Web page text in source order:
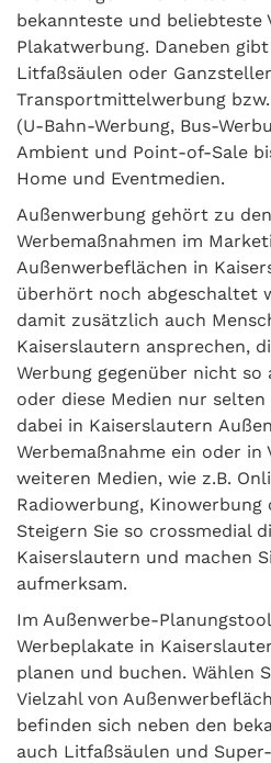
bekannteste und beliebteste
Plakatwerbung. Daneben
Litfaßsäulen oder
Transportmittelwerbung
(U-Bahn-Werbung, Bus-
Ambient und Point-of-Sale
Home und Eventmedien.
Außenwerbung gehört zu
Werbemaßnahmen im
Außenwerbeflächen in
überhört noch abgeschaltet
damit zusätzlich auch
Kaiserslautern ansprechen,
Werbung gegenüber nicht so
oder diese Medien nur
dabei in Kaiserslautern
Werbemaßnahme ein oder in
weiteren Medien, wie z.B.
Radiowerbung,
Steigern Sie so crossmedial
Kaiserslautern und machen
aufmerksam.
Im Außenwerbe-
Werbeplakate in
planen und buchen. Wählen
Vielzahl von
befinden sich neben den
auch Litfaßsäulen und